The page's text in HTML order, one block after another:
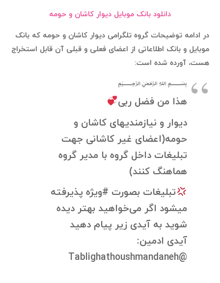
دانلود بانک موبایل دیوار کاشان و حومه
در ادامه توضیحات گروه تلگرامی دیوار کاشان و حومه که بانک
موبایل و بانک اطلاعاتی از اعضای فعلی و قبلی آن قابل استخراج
هست، آورده شده است:
﷽
هذا من فضل ربی
دیوار و نیازمندیهای کاشان و
حومه(اعضای غیر کاشانی جهت
تبلیغات داخل گروه با مدیر گروه
هماهنگ کنند)
تبلیغات بصورت #ویژه پذیرفته
میشود اگر می‌خواهید بهتر دیده
شوید به آیدی زیر پیام دهید
آیدی ادمین:
@Tablighathoushmandaneh